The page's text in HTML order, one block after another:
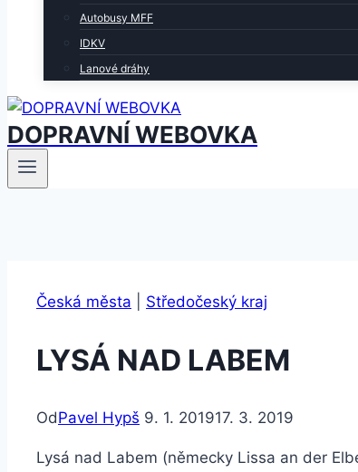
Autobusy MFF
IDKV
Lanové dráhy
DOPRAVNÍ WEBOVKA
Česká města Středočeský kraj
LYSÁ NAD LABEM
OdPavel Hypš 9. 1. 201917. 3. 2019
Lysá nad Labem (německy Lissa an der